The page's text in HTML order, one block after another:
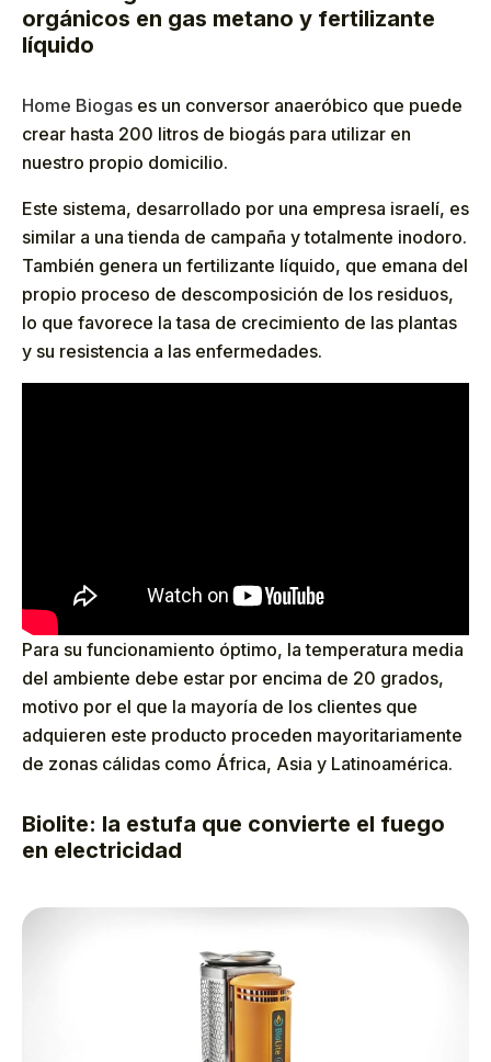
orgánicos en gas metano y fertilizante
líquido
Home Biogas es un conversor anaeróbico que puede
crear hasta 200 litros de biogás para utilizar en
nuestro propio domicilio.
Este sistema, desarrollado por una empresa israelí, es
similar a una tienda de campaña y totalmente inodoro.
También genera un fertilizante líquido, que emana del
propio proceso de descomposición de los residuos,
lo que favorece la tasa de crecimiento de las plantas
y su resistencia a las enfermedades.
Para su funcionamiento óptimo, la temperatura media
del ambiente debe estar por encima de 20 grados,
motivo por el que la mayoría de los clientes que
adquieren este producto proceden mayoritariamente
de zonas cálidas como África, Asia y Latinoamérica.
Biolite: la estufa que convierte el fuego
en electricidad